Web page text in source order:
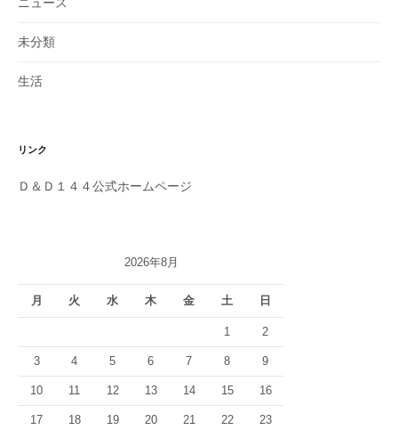
ョ
ニュース
未分類
生活
リンク
Ｄ＆Ｄ１４４公式ホームページ
2026年8月
月 火 水 木 金 土 日
1 2
3 4 5 6 7 8 9
10 11 12 13 14 15 16
17 18 19 20 21 22 23